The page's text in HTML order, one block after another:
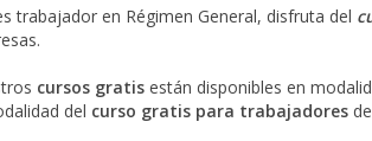
trabajador en Régimen General, disfruta del
cursos gratis están disponibles en
del curso gratis para trabajadores